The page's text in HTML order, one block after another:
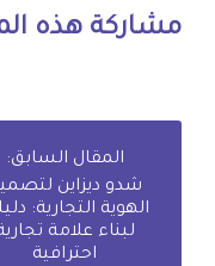
مشاركة هذه
المقال السابق:
شدو ديزاين
الهوية التجارية:
لبناء علامة
احترافية